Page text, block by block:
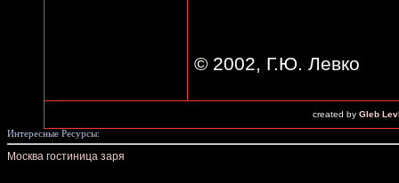
© 2002, Г.Ю. Левко
created by Gleb
Интересные Ресурсы:
Москва гостиница заря